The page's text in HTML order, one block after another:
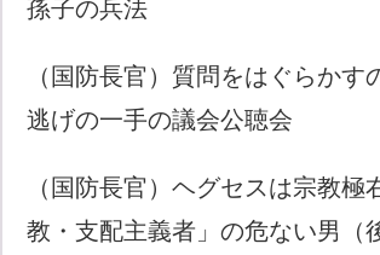
孫子の兵法
（国防長官）質問をはぐらかす
逃げの一手の議会公聴会
（国防長官）ヘグセスは宗教極
教・支配主義者」の危ない男（